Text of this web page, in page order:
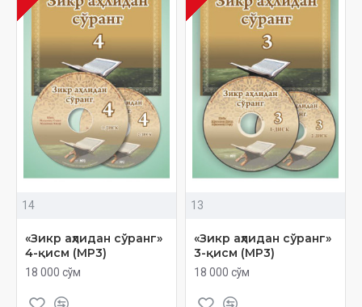
14
«Зикр аҳлидан сўранг»
4-қисм (МP3)
18 000 сўм
13
«Зикр аҳлидан сўранг»
3-қисм (МP3)
18 000 сўм